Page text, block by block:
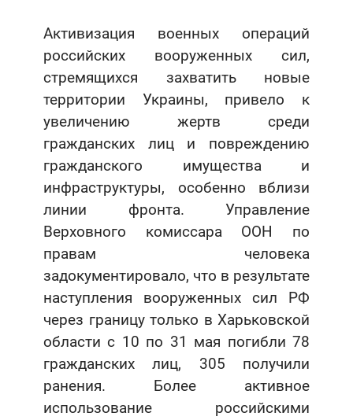
Активизация военных операций
российских вооруженных сил,
стремящихся захватить новые
территории Украины, привело к
увеличению жертв среди
гражданских лиц и повреждению
гражданского имущества и
инфраструктуры, особенно вблизи
линии фронта. Управление
Верховного комиссара ООН по
правам человека
задокументировало, что в результате
наступления вооруженных сил РФ
через границу только в Харьковской
области с 10 по 31 мая погибли 78
гражданских лиц, 305 получили
ранения. Более активное
использование российскими